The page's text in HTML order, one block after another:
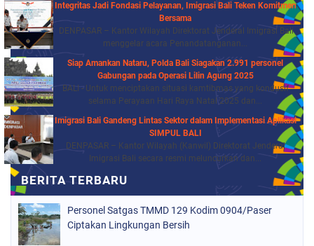
Integritas Jadi Fondasi Pelayanan, Imigrasi Bali Teken Komitmen
Bersama
DENPASAR – Kantor Wilayah Direktorat Jenderal Imigrasi Bali
menggelar acara Penandatanganan...
Siap Amankan Nataru, Polda Bali Siagakan 2.991 personel
Gabungan pada Operasi Lilin Agung 2025
BALI - Untuk menciptakan situasi kamtibmas yang kondusif
selama Perayaan Hari Raya Natal 2025 dan...
Imigrasi Bali Gandeng Lintas Sektor dalam Implementasi Aplikasi
SIMPUL BALI
DENPASAR – Kantor Wilayah (Kanwil) Direktorat Jenderal
Imigrasi Bali secara resmi meluncurkan dan...
Personel Satgas TMMD 129 Kodim 0904/Paser
Ciptakan Lingkungan Bersih